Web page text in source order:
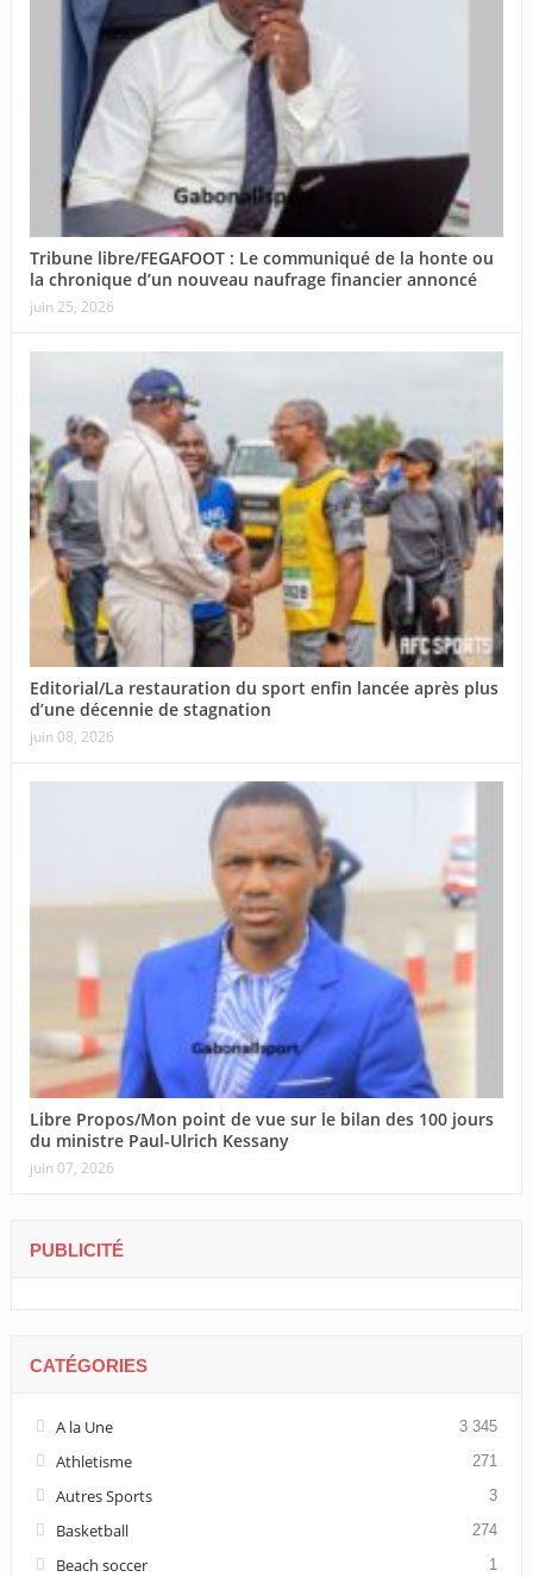
Tribune libre/FEGAFOOT : Le communiqué de la honte ou
la chronique d’un nouveau naufrage financier annoncé
juin 25, 2026
Editorial/La restauration du sport enfin lancée après plus
d’une décennie de stagnation
juin 08, 2026
Libre Propos/Mon point de vue sur le bilan des 100 jours
du ministre Paul-Ulrich Kessany
juin 07, 2026
PUBLICITÉ
CATÉGORIES
A la Une 3 345
Athletisme 271
Autres Sports 3
Basketball 274
Beach soccer 1